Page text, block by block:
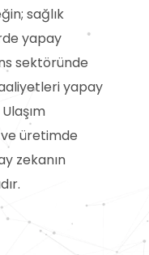
sağlık
yapay
sektöründe
yapay
üretimde
zekanın